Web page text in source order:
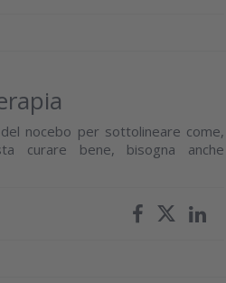
nocebo per sottolineare come,
curare bene, bisogna anche